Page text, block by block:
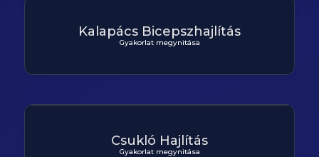
Kalapács Bicepszhajlítás
Gyakorlat megynitása
Csukló Hajlítás
Gyakorlat megynitása